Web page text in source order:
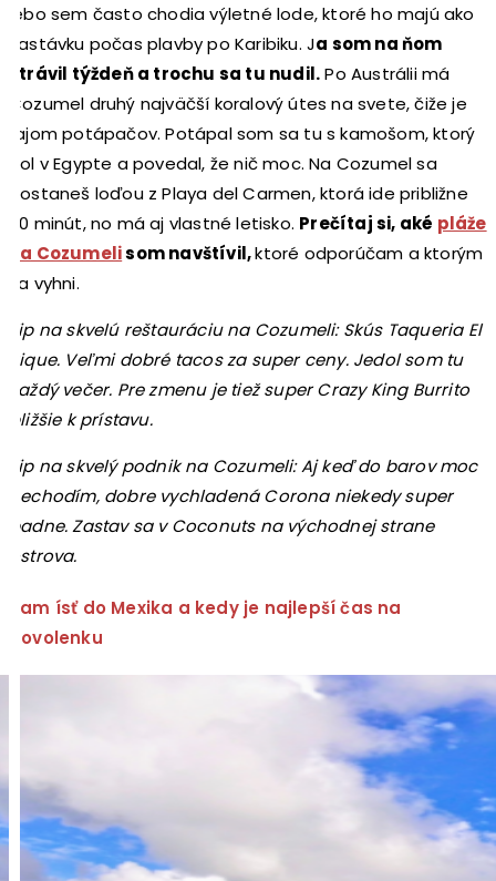
lebo sem často chodia výletné lode, ktoré ho majú ako
zastávku počas plavby po Karibiku. Ja som na ňom
strávil týždeň a trochu sa tu nudil.Po Austrálii má
Cozumel druhý najväčší koralový útes na svete, čiže je
rajom potápačov. Potápal som sa tu s kamošom, ktorý
bol v Egypte a povedal, že nič moc. Na Cozumel sa
dostaneš loďou z Playa del Carmen, ktorá ide približne
30 minút, no má aj vlastné letisko. Prečítaj si, aké pláže
na Cozumelisom navštívil,ktoré odporúčam a ktorým
sa vyhni.
Tip na skvelú reštauráciu na Cozumeli: Skús Taqueria El
Pique. Veľmi dobré tacos za super ceny. Jedol som tu
každý večer. Pre zmenu je tiež super Crazy King Burrito
bližšie k prístavu.
Tip na skvelý podnik na Cozumeli: Aj keď do barov moc
nechodím, dobre vychladená Corona niekedy super
padne. Zastav sa v Coconuts na východnej strane
ostrova.
Kam ísť do Mexika a kedy je najlepší čas na
dovolenku